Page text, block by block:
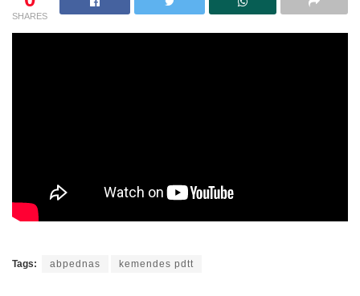
SHARES
Tags: abpednas kemendes pdtt